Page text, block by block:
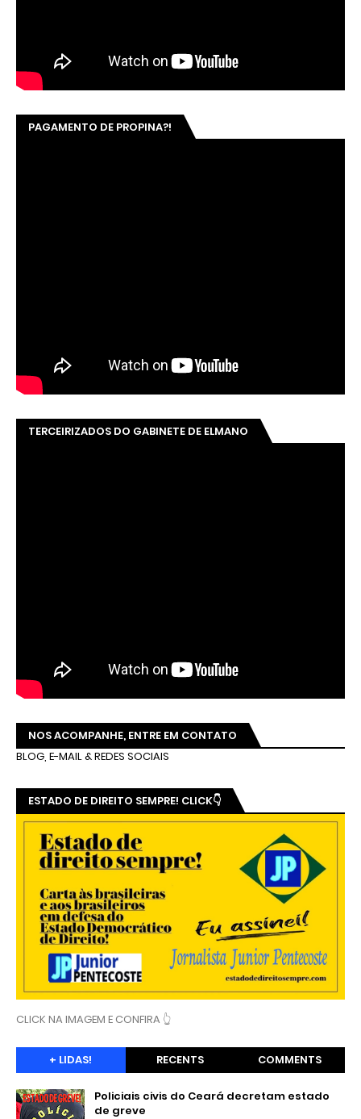
PAGAMENTO DE PROPINA?!
TERCEIRIZADOS DO GABINETE DE ELMANO
NOS ACOMPANHE, ENTRE EM CONTATO
BLOG, E-MAIL & REDES SOCIAIS
ESTADO DE DIREITO SEMPRE! CLICK👇
CLICK NA IMAGEM E CONFIRA 👆
+ LIDAS! RECENTS COMMENTS
Policiais civis do Ceará decretam estado
de greve